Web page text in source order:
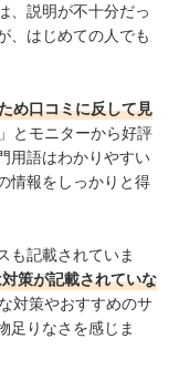
、説明が不十分だっ
、はじめての人でも
め口コミに反して見
と モニターから好評
用語はわかりやすい
情報をしっかりと得
も記載されていま
策が記載されていな
対策やおすすめのサ
足りなさを感じま